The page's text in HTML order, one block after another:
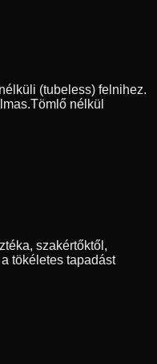
(tubeless) felnihez.
Tömlő nélkül
szakértőktől,
tökéletes tapadást